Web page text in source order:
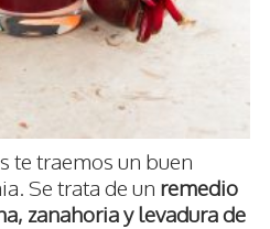
te traemos un buen
Se trata de un remedio
zanahoria y levadura de